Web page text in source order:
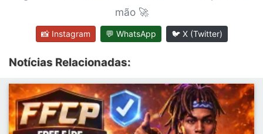
mão 🚀
📸 Instagram 💬 WhatsApp 🐦 X (Twitter)
Notícias Relacionadas: